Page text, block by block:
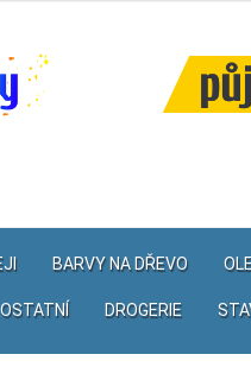
BARVY NA DŘEVO
OSTATNÍ DROGERIE